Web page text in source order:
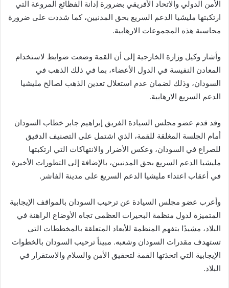
الأمن الدولي والاتحاد الأفريقي بضرورة إدانة الفظائع المروعة التي
ارتكبتها مليشيا الدعم السريع بحق المدنيين، كما شددت على ضرورة
محاسبة هذه المجموعات الارهابية.
وأشار وكيل وزارة الخارجية إلى أن القمة وضعت ضوابط لاستخدام
المعادن النفيسة في الدول الأعضاء، بما في ذلك الذهب في
السودان، وذلك لضمان عدم استغلال تعدين الذهب لصالح مليشيا
الدعم السريع الارهابية.
وقد قدم عضو مجلس السيادة الفريق إبراهيم جابر خطاب السودان
أمام الجلسة المغلقة للقمة، الذي اشتمل على التصنيف الدقيق
للصراع في السودان، وعكس الأضرار والانتهاكات التي ارتكبتها
مليشيا الدعم السريع بحق المدنيين، بالإضافة إلى التطورات الأخيرة
في أعقاب اعتداء مليشيا الدعم السريع على مدينة الفاشر.
وأعرب عضو مجلس السيادة عن ترحيب السودان بالمواقف الإيجابية
المتميزة لدول منظمة البحيرات العظمى تجاه الأوضاع الراهنة في
البلاد، مشيدًا بتفهم المنظمة للأبعاد المتعلقة بالمخططات التي
تستهدف مقدرات السودان وشعبه. مبيناً ترحيب السودان بالخطوات
الإيجابية التي اتخذتها القمة لتحقيق الأمن والسلام والاستقرار في
البلاد.